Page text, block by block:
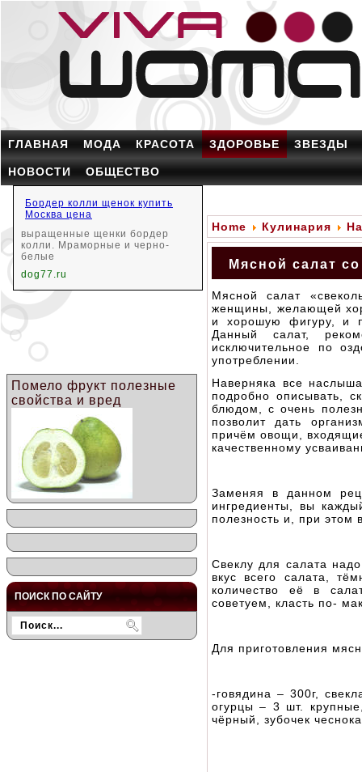
ГЛАВНАЯ МОДА КРАСОТА ЗДОРОВЬЕ ЗВЕЗДЫ
НОВОСТИ ОБЩЕСТВО
Бордер колли щенок купить
Москва цена
выращенные щенки бордер
колли. Мраморные и черно-
белые
dog77.ru
Помело фрукт полезные
свойства и вред
ПОИСК ПО САЙТУ
Home Кулинария
Мясной салат
Мясной салат
женщины, желающей
и хорошую фигуру, и
Данный салат,
исключительное по
употреблении.
Наверняка все
подробно описывать,
блюдом, с очень
позволит дать
причём овощи,
качественному
Заменяя в данном
ингредиенты, вы
полезность и, при
Свеклу для салата
вкус всего салата,
количество её в
советуем, класть по-
Для приготовления
-говядина – 300г,
огурцы – 3 шт.
чёрный, зубочек